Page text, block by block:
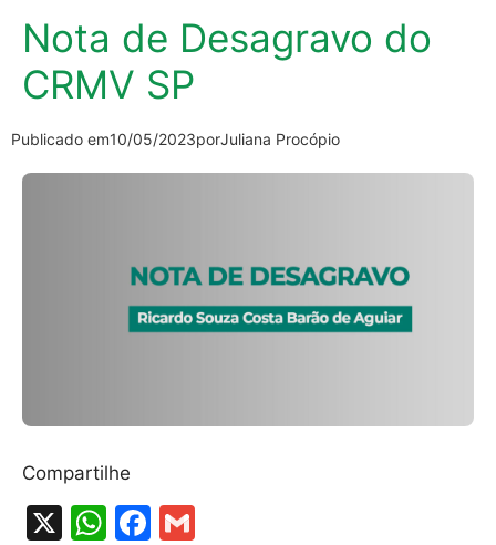
Nota de Desagravo do
CRMV SP
Publicado em10/05/2023porJuliana Procópio
Compartilhe
X
W F